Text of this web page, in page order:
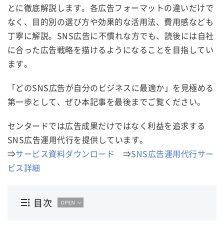
とに徹底解説します。各広告フォーマットの違いだけで
なく、目的別の選び方や効果的な活用法、費用感なども
丁寧に解説。SNS広告に不慣れな方でも、読後には自社
に合った広告戦略を描けるようになることを目指してい
ます。
「どのSNS広告が自分のビジネスに最適か」を見極める
第一歩として、ぜひ本記事を最後までご覧ください。
センタードでは広告成果だけではなく利益を追求する
SNS広告運用代行を提供しています。
⇒サービス資料ダウンロード ⇒SNS広告運用代行サー
ビス詳細
目次